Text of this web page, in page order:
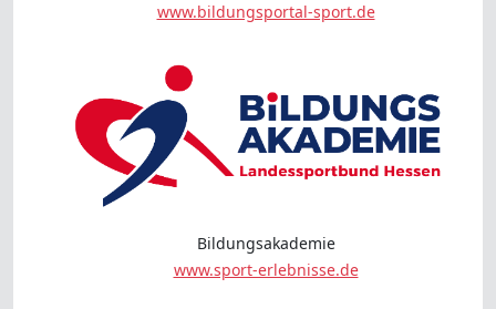
www.bildungsportal-sport.de
Bildungsakademie
www.sport-erlebnisse.de